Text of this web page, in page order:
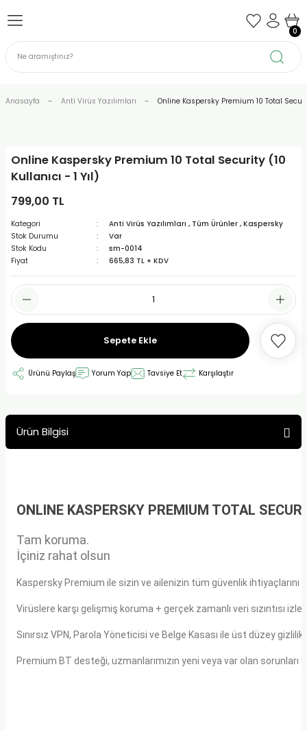
Lenovo
Hp
Yazılımları
Programları
0
Anasayfa Anti Virüs Yazılımları Online Kaspersky Premium 10 Total
Online Kaspersky Premium 10 Total Security (10
Kullanıcı - 1 Yıl)
799,00 TL
Kategori Anti Virüs Yazılımları , Tüm Ürünler , Kaspersky
Stok Durumu
Var
Stok Kodu
sm-0014
Fiyat
665,83 TL + KDV
Sepete Ekle
Ürünü Paylaş Yorum Yap Tavsiye Et Karşılaştır
Ürün Bilgisi
ONLINE KASPERSKY PREMIUM TOTAL
Tam koruma.
İçiniz rahat olsun
Kaspersky Premium ile sizin ve ailenizin tüm güvenlik ihtiyaçlarını
Virüslere karşı gelişmiş koruma + gerçek zamanlı veri sızıntısı
Sınırsız VPN, Parola Yöneticisi ve Belge Kasası ile üst düzey gizlilik
Premium BT desteği, uzmanlarımızın yeni veya var olan sorunları